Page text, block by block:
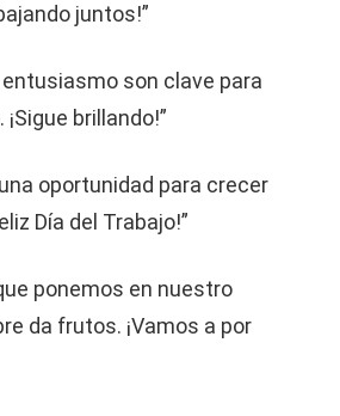
juntos!”
entusiasmo son clave para
brillando!”
oportunidad para crecer
Día del Trabajo!”
ponemos en nuestro
da frutos. ¡Vamos a por